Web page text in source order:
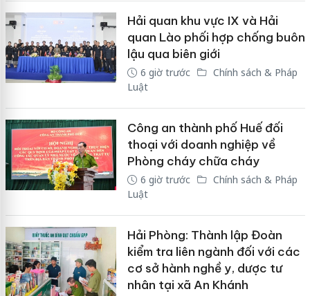
Hải quan khu vực IX và Hải
quan Lào phối hợp chống buôn
lậu qua biên giới
6 giờ trước
Chính sách & Pháp
Luật
Công an thành phố Huế đối
thoại với doanh nghiệp về
Phòng cháy chữa cháy
6 giờ trước
Chính sách & Pháp
Luật
Hải Phòng: Thành lập Đoàn
kiểm tra liên ngành đối với các
cơ sở hành nghề y, dược tư
nhân tại xã An Khánh